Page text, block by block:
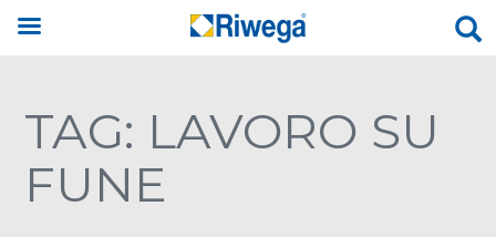
TAG: LAVORO SU
FUNE